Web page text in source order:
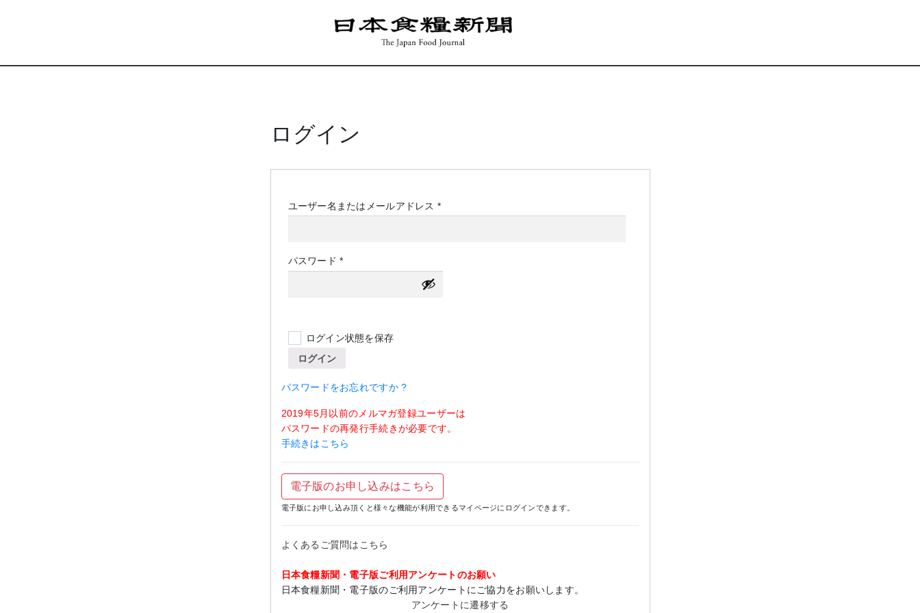
ログイン
ユーザー名またはメールアドレス *必
パスワード*必
須
ログイン状態を保存
ログイン
パスワードをお忘れですか ?
2019年5月以前のメルマガ登録ユーザーは
パスワードの再発行手続きが必要です。
手続きはこちら
電子版のお申し込みはこちら
電子版にお申し込み頂くと様々な機能が利用できるマイページにログインできます。
よくあるご質問はこちら
日本食糧新聞・電子版ご利用アンケートのお願い
日本食糧新聞・電子版のご利用アンケートにご協力をお願いします。
アンケートに遷移する